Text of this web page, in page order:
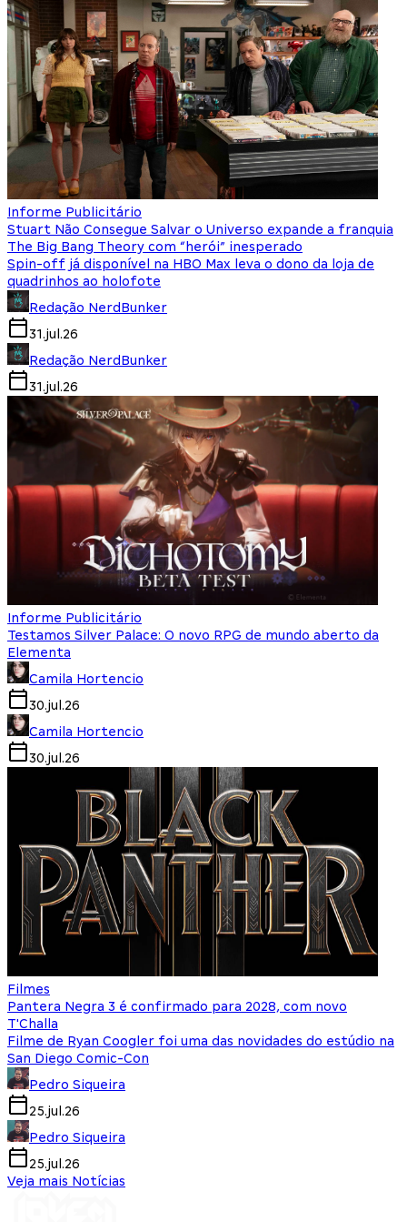
Informe Publicitário
Stuart Não Consegue Salvar o Universo expande a franquia
The Big Bang Theory com “herói” inesperado
Spin-off já disponível na HBO Max leva o dono da loja de
quadrinhos ao holofote
Redação NerdBunker
31.jul.26
Redação NerdBunker
31.jul.26
Informe Publicitário
Testamos Silver Palace: O novo RPG de mundo aberto da
Elementa
Camila Hortencio
30.jul.26
Camila Hortencio
30.jul.26
Filmes
Pantera Negra 3 é confirmado para 2028, com novo
T'Challa
Filme de Ryan Coogler foi uma das novidades do estúdio na
San Diego Comic-Con
Pedro Siqueira
25.jul.26
Pedro Siqueira
25.jul.26
Veja mais Notícias